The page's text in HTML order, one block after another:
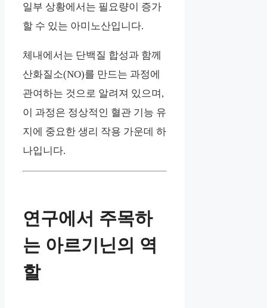
일부 상황에서는 필요량이 증가
할 수 있는 아미노산입니다.
체내에서는 단백질 합성과 함께
산화질소(NO)를 만드는 과정에
관여하는 것으로 알려져 있으며,
이 과정은 정상적인 혈관 기능 유
지에 중요한 생리 작용 가운데 하
나입니다.
연구에서 주목하
는 아르기닌의 역
할